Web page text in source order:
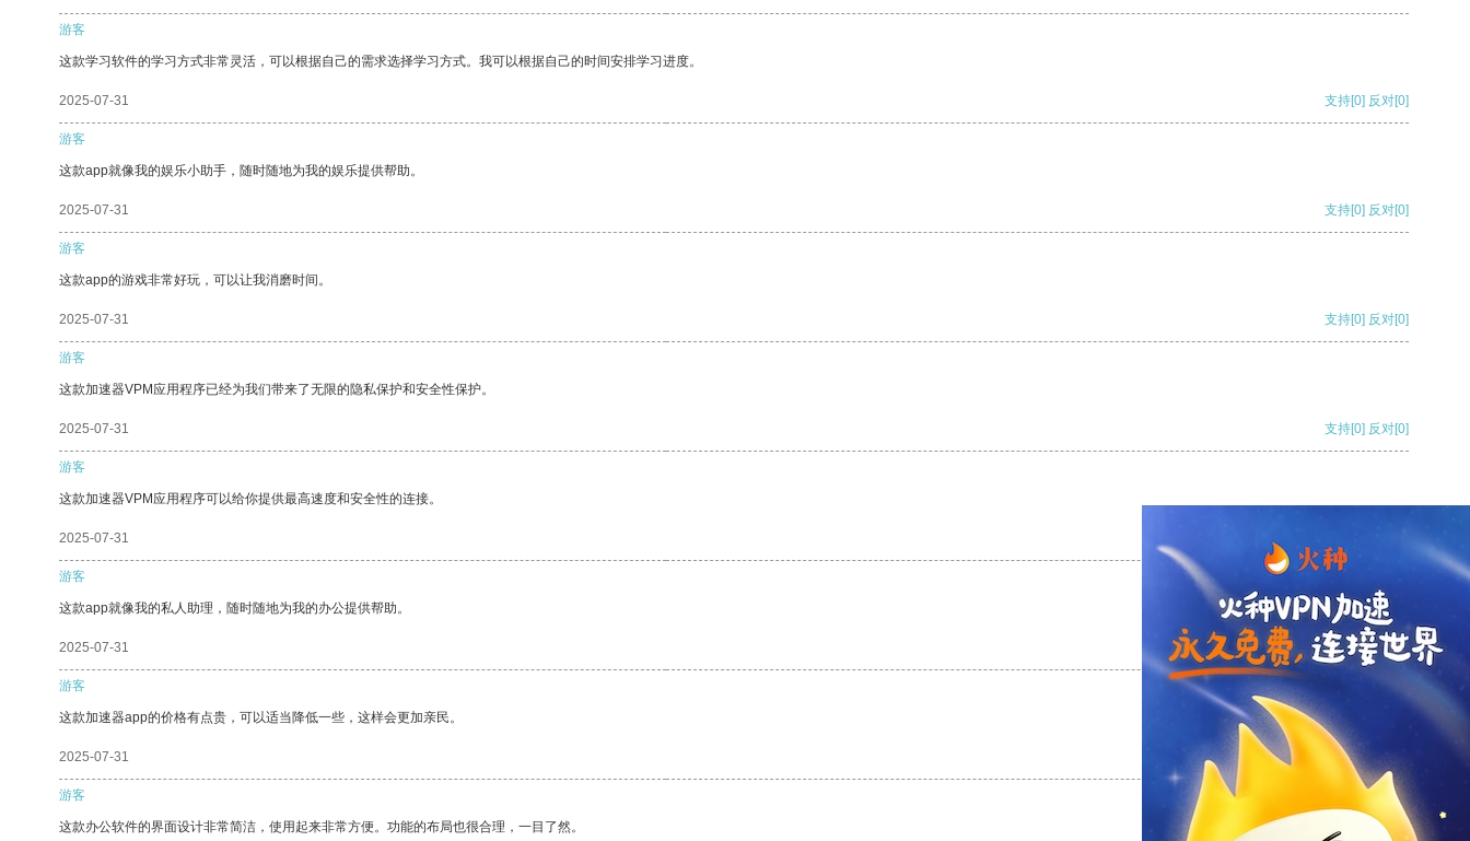
游客
这款学习软件的学习方式非常灵活，可以根据自己的需求选择学习方式。我可以根据自己的时间安排学习进度。
2025-07-31 支持[0] 反对[0]
游客
这款app就像我的娱乐小助手，随时随地为我的娱乐提供帮助。
2025-07-31 支持[0] 反对[0]
游客
这款app的游戏非常好玩，可以让我消磨时间。
2025-07-31 支持[0] 反对[0]
游客
这款加速器VPM应用程序已经为我们带来了无限的隐私保护和安全性保护。
2025-07-31 支持[0] 反对[0]
游客
这款加速器VPM应用程序可以给你提供最高速度和安全性的连接。
2025-07-31
游客
这款app就像我的私人助理，随时随地为我的办公提供帮助。
2025-07-31 支持 [0] 反对[0]
游客
这款加速器app的价格有点贵，可以适当降低一些，这样会更加亲民。
2025-07-31 支持[0] 反对
游客
这款办公软件的界面设计非常简洁，使用起来非常方便。功能的布局也很合理，一目了然。